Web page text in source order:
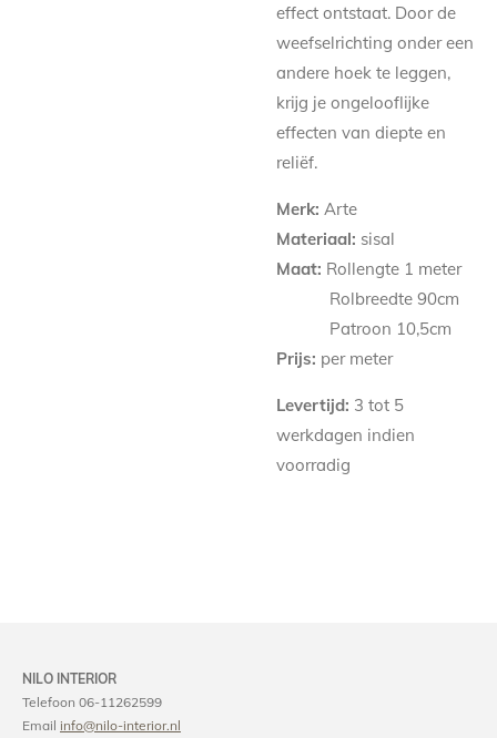
effect ontstaat. Door de
weefselrichting onder een
andere hoek te leggen,
krijg je ongelooflijke
effecten van diepte en
reliëf.
Merk: Arte
Materiaal: sisal
Maat: Rollengte 1 meter
Rolbreedte 90cm
Patroon 10,5cm
Prijs: per meter
Levertijd: 3 tot 5
werkdagen indien
voorradig
NILO INTERIOR
Telefoon 06-11262599
Email info@nilo-interior.nl